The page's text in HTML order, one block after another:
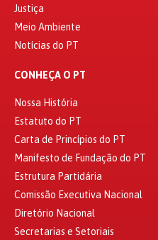
Justiça
Meio Ambiente
Notícias do PT
CONHEÇA O PT
Nossa História
Estatuto do PT
Carta de Princípios do PT
Manifesto de Fundação do PT
Estrutura Partidária
Comissão Executiva Nacional
Diretório Nacional
Secretarias e Setoriais